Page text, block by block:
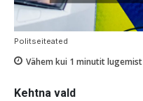
Politseiteated
Vähem kui 1 minutit lugemist
Kehtna vald